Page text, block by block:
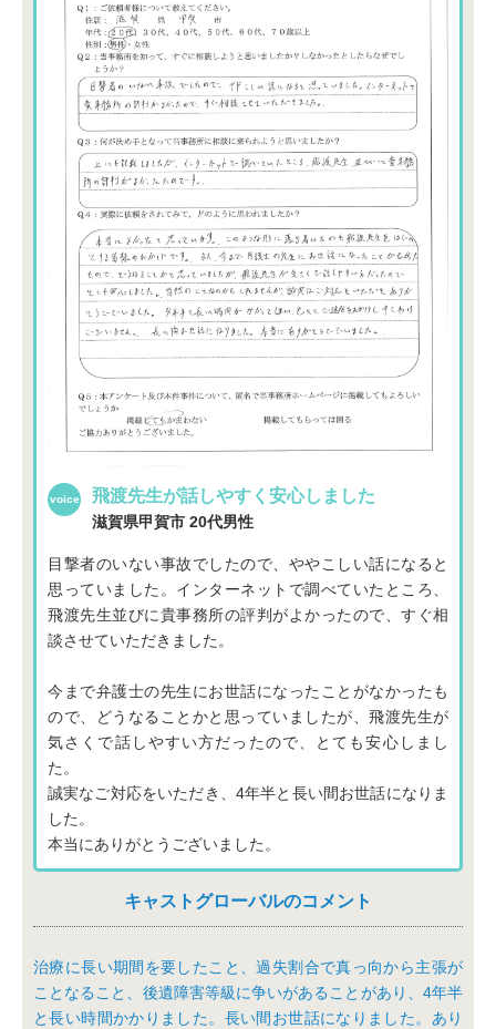
飛渡先生が話しやすく安心しました
滋賀県甲賀市 20代男性
目撃者のいない事故でしたので、ややこしい話になると
思っていました。インターネットで調べていたところ、
飛渡先生並びに貴事務所の評判がよかったので、すぐ相
談させていただきました。
今まで弁護士の先生にお世話になったことがなかったも
ので、どうなることかと思っていましたが、飛渡先生が
気さくで話しやすい方だったので、とても安心しまし
た。
誠実なご対応をいただき、4年半と長い間お世話になりま
した。
本当にありがとうございました。
キャストグローバルのコメント
治療に長い期間を要したこと、過失割合で真っ向から主張が
ことなること、後遺障害等級に争いがあることがあり、4年半
と長い時間かかりました。長い間お世話になりました。あり